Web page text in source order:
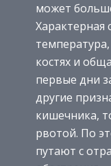
может
Характерная
костях и
первые дни
другие
кишечника,
рвотой. По
путают с